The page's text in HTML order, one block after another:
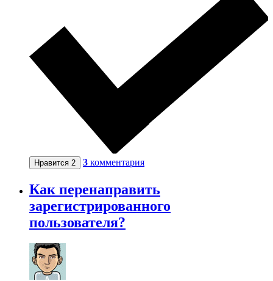
Нравится 2 3 комментария
Как перенаправить
зарегистрированного
пользователя?